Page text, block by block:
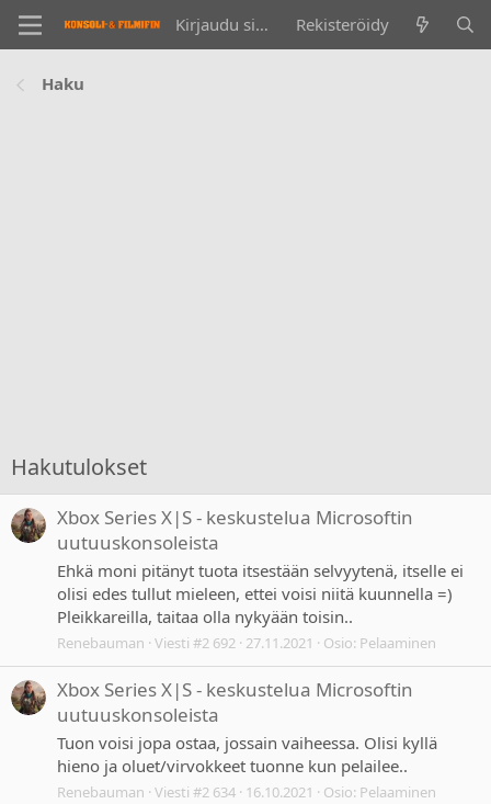
Kirjaudu sisään Rekisteröidy
Haku
Hakutulokset
Xbox Series X|S - keskustelua Microsoftin
uutuuskonsoleista
Ehkä moni pitänyt tuota itsestään selvyytenä, itselle ei
olisi edes tullut mieleen, ettei voisi niitä kuunnella =)
Pleikkareilla, taitaa olla nykyään toisin..
Renebauman Viesti #2 692 27.11.2021 Osio: Pelaaminen
Xbox Series X|S - keskustelua Microsoftin
uutuuskonsoleista
Tuon voisi jopa ostaa, jossain vaiheessa. Olisi kyllä
hieno ja oluet/virvokkeet tuonne kun pelailee..
Renebauman Viesti #2 634 16.10.2021 Osio: Pelaaminen